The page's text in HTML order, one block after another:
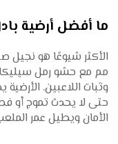
ما أفضل أرضية
مم مع حشو رمل سيليكا،
وثبات اللاعبين.
حتى لا يحدث تموج أو
الأمان ويطيل عمر